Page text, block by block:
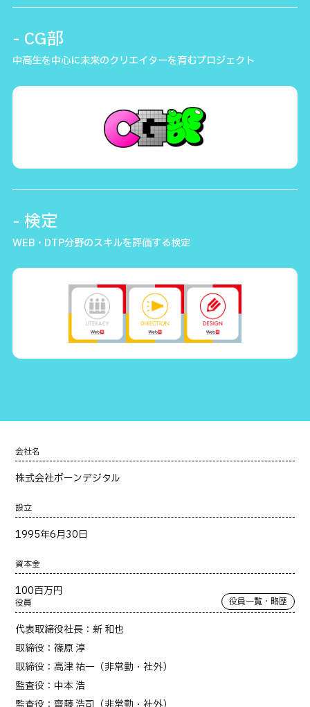
- CG部
中高生を中心に未来のクリエイターを育むプロジェクト
- 検定
WEB・DTP分野のスキルを評価する検定
会社名
株式会社ボーンデジタル
設立
1995年6月30日
資本金
100百万円
役員 役員一覧・略歴
代表取締役社長：新 和也
取締役：篠原 淳
取締役：高津 祐一（非常勤・社外）
監査役：中本 浩